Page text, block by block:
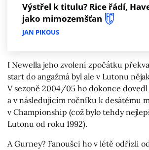
Výstřel k titulu? Rice řádí,
jako mimozemšťan
JAN PIKOUS
I Newella jeho zvolení zpočátku
start do angažmá byl ale v Lutonu
V sezoně 2004/05 ho dokonce
a v následujícím ročníku k desátému
v Championship (což bylo tehdy
Lutonu od roku 1992).
A Gurney? Fanoušci ho v létě odřízli